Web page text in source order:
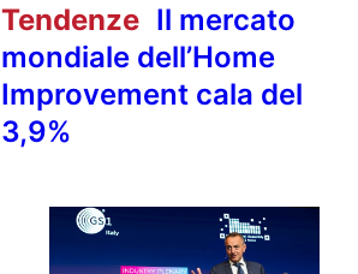
Tendenze Il mercato
mondiale dell’Home
Improvement cala del
3,9%